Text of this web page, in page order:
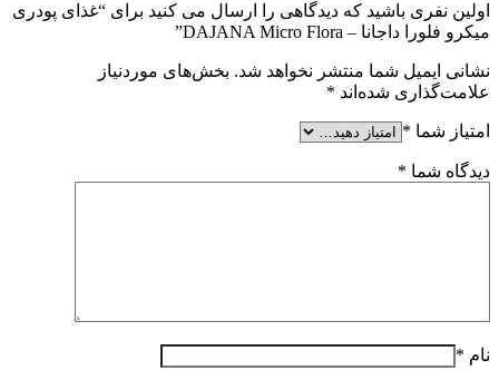
اولین نفری باشید که دیدگاهی را ارسال می کنید برای “غذای پودری
میکرو فلورا داجانا – DAJANA Micro Flora”
نشانی ایمیل شما منتشر نخواهد شد. بخش‌های موردنیاز
علامت‌گذاری شده‌اند *
امتیاز شما *
دیدگاه شما *
نام *